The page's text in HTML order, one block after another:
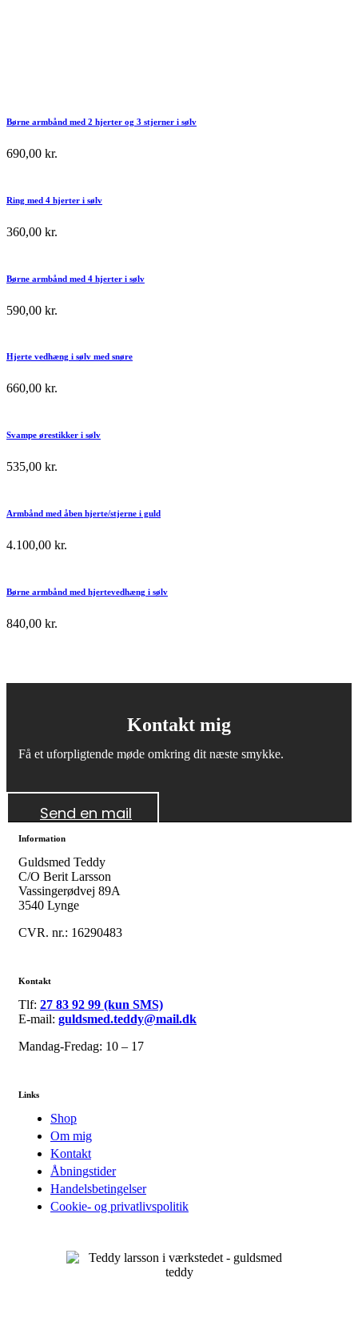
Børne armbånd med 2 hjerter og 3 stjerner i sølv
690,00 kr.
Ring med 4 hjerter i sølv
360,00 kr.
Børne armbånd med 4 hjerter i sølv
590,00 kr.
Hjerte vedhæng i sølv med snøre
660,00 kr.
Svampe ørestikker i sølv
535,00 kr.
Armbånd med åben hjerte/stjerne i guld
4.100,00 kr.
Børne armbånd med hjertevedhæng i sølv
840,00 kr.
Kontakt mig
Få et uforpligtende møde omkring dit næste smykke.
Send en mail
Information
Guldsmed Teddy
C/O Berit Larsson
Vassingerødvej 89A
3540 Lynge
CVR. nr.: 16290483
Kontakt
Tlf: 27 83 92 99 (kun SMS)
E-mail: guldsmed.teddy@mail.dk
Mandag-Fredag: 10 – 17
Links
Shop
Om mig
Kontakt
Åbningstider
Handelsbetingelser
Cookie- og privatlivspolitik